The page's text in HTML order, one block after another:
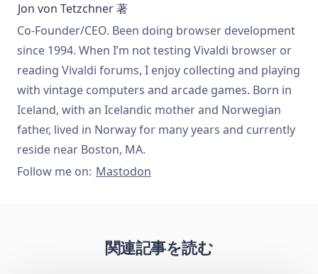
Jon von Tetzchner著
Co-Founder/CEO. Been doing browser development
since 1994. When I’m not testing Vivaldi browser or
reading Vivaldi forums, I enjoy collecting and playing
with vintage computers and arcade games. Born in
Iceland, with an Icelandic mother and Norwegian
father, lived in Norway for many years and currently
reside near Boston, MA.
Follow me on: Mastodon
関連記事を読む